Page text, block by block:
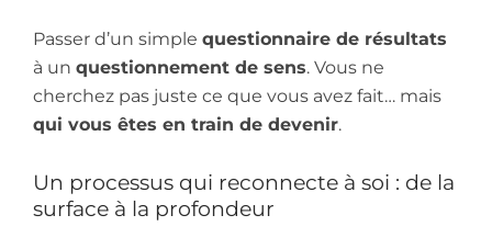
Passer d’un simple questionnaire de résultats
à un questionnement de sens. Vous ne
cherchez pas juste ce que vous avez fait… mais
qui vous êtes en train de devenir.
Un processus qui reconnecte à soi : de la
surface à la profondeur